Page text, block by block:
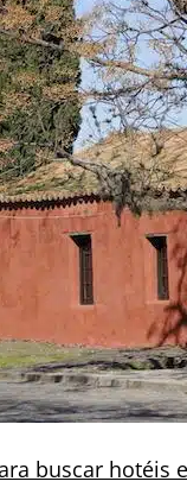
buscar hotéis